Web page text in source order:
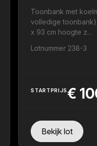
Toonbank met
volledige
x 93 cm hoogte z...
Lotnummer 238-3
STARTPRIJS€
Bekijk lot